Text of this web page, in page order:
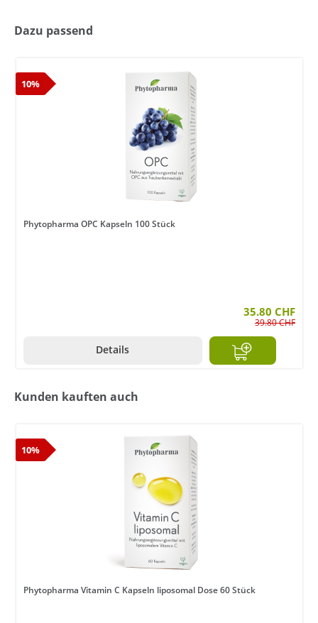
Dazu passend
10%
Phytopharma OPC Kapseln 100 Stück
35.80 CHF
39.80 CHF
Details
Kunden kauften auch
10%
Phytopharma Vitamin C Kapseln liposomal Dose 60 Stück